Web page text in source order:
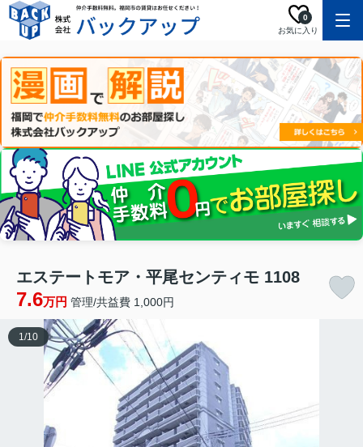
お気に入り
0
エステートモア・平尾センティモ 1108
7.6万円 管理/共益費 1,000円
1/10